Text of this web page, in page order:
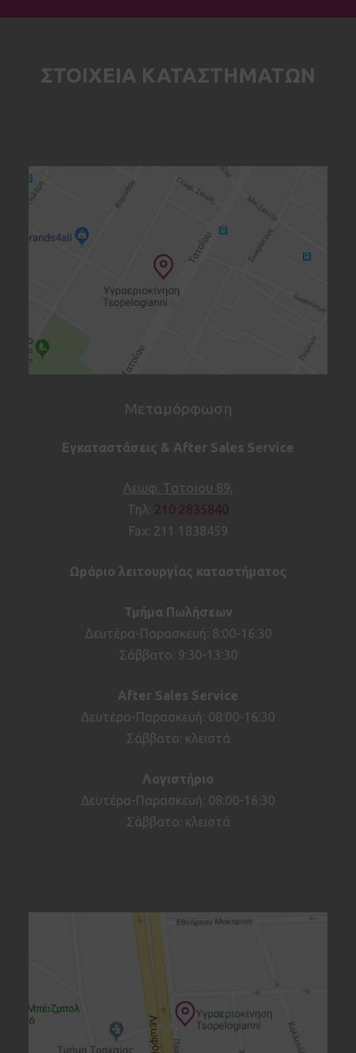
ΣΤΟΙΧΕΙΑ ΚΑΤΑΣΤΗΜΑΤΩΝ
Μεταμόρφωση
Εγκαταστάσεις & After Sales Service
Λεωφ. Τατοϊου 89,
Τηλ: 210 2835840
Fax: 211 1838459
Ωράριο λειτουργίας καταστήματος
Τμήμα Πωλήσεων
Δευτέρα-Παρασκευή: 8:00-16:30
Σάββατο: 9:30-13:30
After Sales Service
Δευτέρα-Παρασκευή: 08:00-16:30
Σάββατο: κλειστά
Λογιστήριο
Δευτέρα-Παρασκευή: 08:00-16:30
Σάββατο: κλειστά